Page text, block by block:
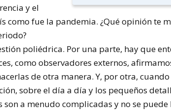
y el
como fue la pandemia. ¿Qué opinión te
poliédrica. Por una parte, hay que
como observadores externos,
de otra manera. Y, por otra,
sobre el día a día y los pequeños
son a menudo complicadas y no se